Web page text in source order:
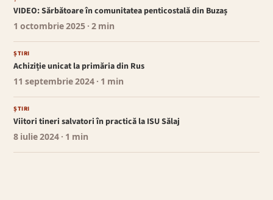
VIDEO: Sărbătoare în comunitatea penticostală din Buzaș
1 octombrie 2025 · 2 min
ȘTIRI
Achiziție unicat la primăria din Rus
11 septembrie 2024 · 1 min
ȘTIRI
Viitori tineri salvatori în practică la ISU Sălaj
8 iulie 2024 · 1 min